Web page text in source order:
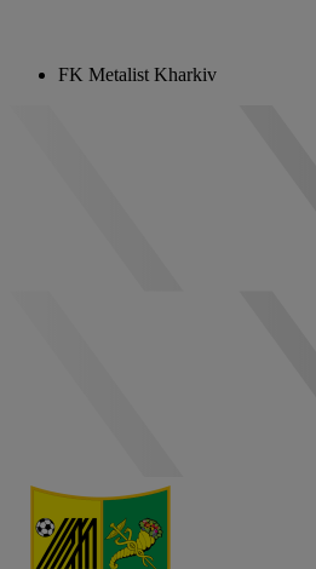
FK Metalist Kharkiv